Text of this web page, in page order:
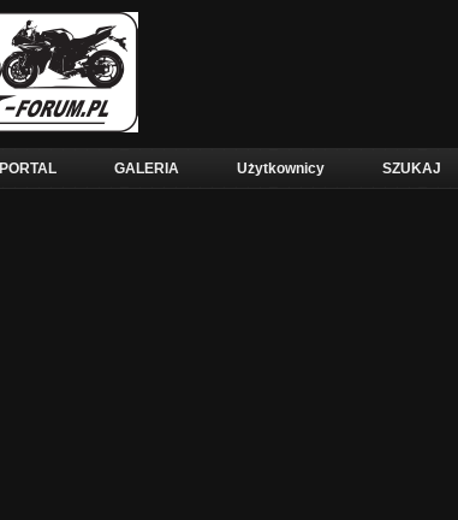
PORTAL GALERIA Użytkownicy SZUKAJ